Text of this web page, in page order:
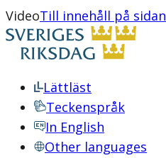
VideoTill innehåll på sidan
Lättläst
Teckenspråk
In English
Other languages